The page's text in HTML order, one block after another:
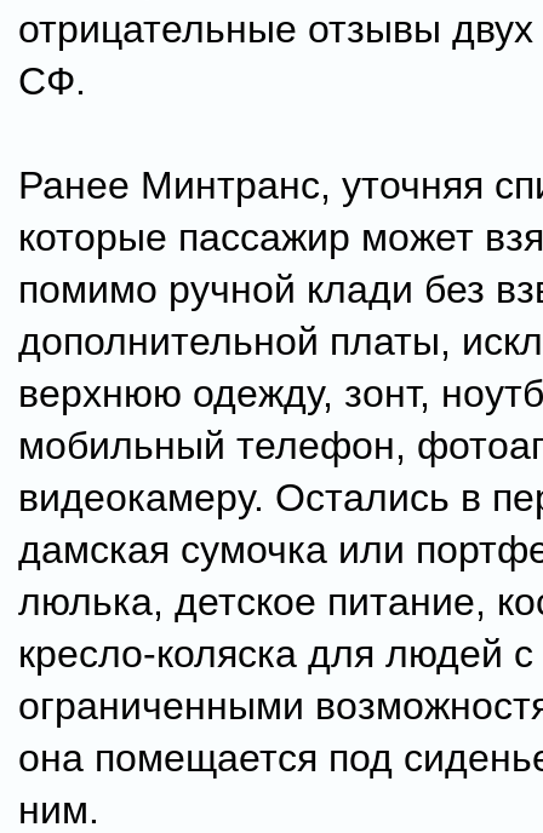
отрицательные отзывы двух
СФ.
Ранее Минтранс, уточняя
которые пассажир может
помимо ручной клади без
дополнительной платы,
верхнюю одежду, зонт,
мобильный телефон,
видеокамеру. Остались в
дамская сумочка или
люлька, детское питание,
кресло-коляска для людей с
ограниченными
она помещается под
ним.